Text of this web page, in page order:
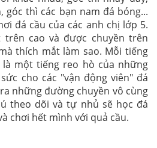
góc thì các bạn nam đá bóng...
đá cầu của các anh chị lớp 5.
trên cao và được chuyền trên
thích mắt làm sao. Mỗi tiếng
là một tiếng reo hò của những
cho các "vận động viên" đá
những đường chuyền vô cùng
theo dõi và tự nhủ sẽ học đá
chơi hết mình với quả cầu.